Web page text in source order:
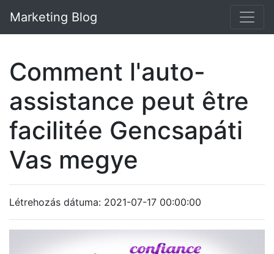
Marketing Blog
Comment l'auto-
assistance peut être
facilitée Gencsapáti
Vas megye
Létrehozás dátuma: 2021-07-17 00:00:00